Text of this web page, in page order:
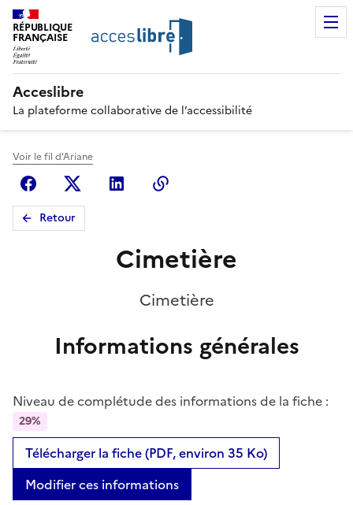
RÉPUBLIQUE
FRANÇAISE
Acceslibre
La plateforme collaborative de l’accessibilité
Voir le fil d'Ariane
FacebookX (anciennement Twitter)
Linkedin
Retour
Cimetière
Cimetière
Informations générales
Niveau de complétude des informations de la fiche :
29%
Télécharger la fiche (PDF, environ 35 Ko)
Modifier ces informations